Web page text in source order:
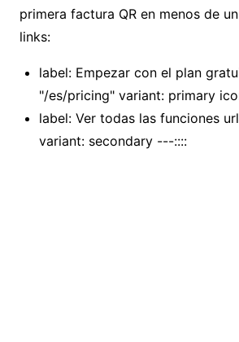
primera factura QR en menos de
links:
label: Empezar con el plan
"/es/pricing" variant: primary
label: Ver todas las funciones
variant: secondary ---::::